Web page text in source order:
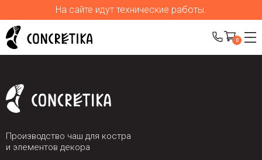
На сайте идут технические работы.
0
Производство чаш для костра
и элементов декора